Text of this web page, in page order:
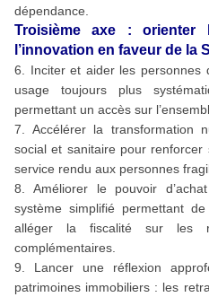
dépendance.
Troisième axe : orienter
l’innovation en faveur de la
6. Inciter et aider les personnes
usage toujours plus
permettant un accès sur
7. Accélérer la transformation
social et sanitaire pour
service rendu aux personnes
8. Améliorer le pouvoir
système simplifié permettant
alléger la fiscalité sur les
complémentaires.
9. Lancer une réflexion
patrimoines immobiliers : les